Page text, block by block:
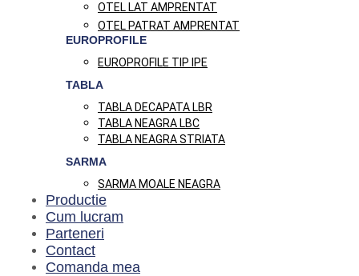
OTEL LAT AMPRENTAT
OTEL PATRAT AMPRENTAT
EUROPROFILE
EUROPROFILE TIP IPE
TABLA
TABLA DECAPATA LBR
TABLA NEAGRA LBC
TABLA NEAGRA STRIATA
SARMA
SARMA MOALE NEAGRA
Productie
Cum lucram
Parteneri
Contact
Comanda mea